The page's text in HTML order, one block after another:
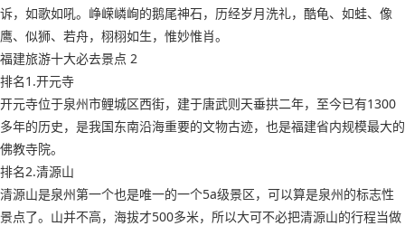
诉，如歌如吼。峥嵘嶙峋的鹅尾神石，历经岁月洗礼，酷龟、如蛙、像
鹰、似狮、若舟，栩栩如生，惟妙惟肖。
福建旅游十大必去景点 2
排名1.开元寺
开元寺位于泉州市鲤城区西街，建于唐武则天垂拱二年，至今已有1300
多年的历史，是我国东南沿海重要的文物古迹，也是福建省内规模最大的
佛教寺院。
排名2.清源山
清源山是泉州第一个也是唯一的一个5a级景区，可以算是泉州的标志性
景点了。山并不高，海拔才500多米，所以大可不必把清源山的行程当做